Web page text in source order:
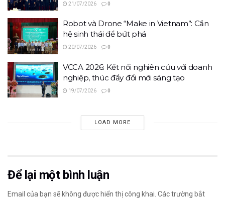
21/07/2026 0
Robot và Drone “Make in Vietnam”: Cần
hệ sinh thái để bứt phá
20/07/2026 0
VCCA 2026: Kết nối nghiên cứu với doanh
nghiệp, thúc đẩy đổi mới sáng tạo
19/07/2026 0
LOAD MORE
Để lại một bình luận
Email của bạn sẽ không được hiển thị công khai. Các trường bắt